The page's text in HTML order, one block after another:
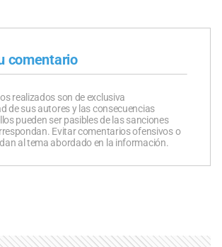
comentario
realizados son de exclusiva
de sus autores y las consecuencias
pueden ser pasibles de las sanciones
Evitar comentarios ofensivos o
al tema abordado en la información.